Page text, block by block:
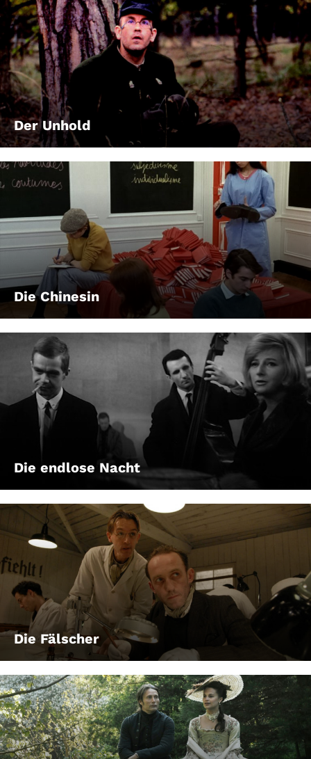
Der Unhold
Die Chinesin
Die endlose Nacht
Die Fälscher